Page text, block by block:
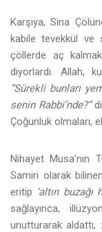
Karşıya, Sina
kabile tevekkül ve
çöllerde aç
diyorlardı. Allah,
“Sürekli bunları
senin Rabbi’nde?”
Çoğunluk olmaları,
Nihayet Musa’nın
Samiri olarak
eritip ‘altın buzağı
sağlayınca,
unutturarak